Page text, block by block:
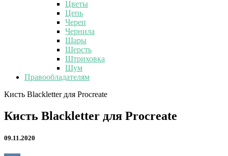
Цветы
Цепь
Череп
Чернила
Шары
Шерсть
Штриховка
Шум
Правообладателям
Кисть Blackletter для Procreate
Кисть Blackletter для Procreate
09.11.2020